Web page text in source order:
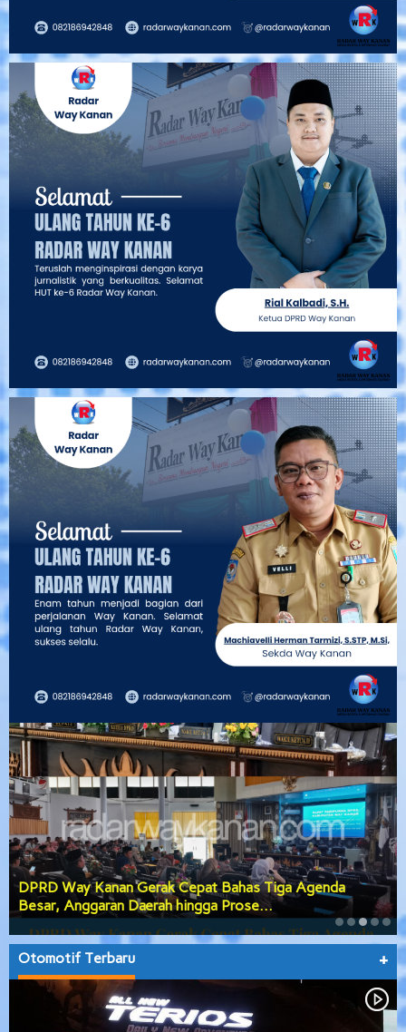
Pemkab Way Kanan Tuntaskan Tiga Agenda Strategis
Sekaligus, APBD 2027 Disahkan d…
Otomotif Terbaru +